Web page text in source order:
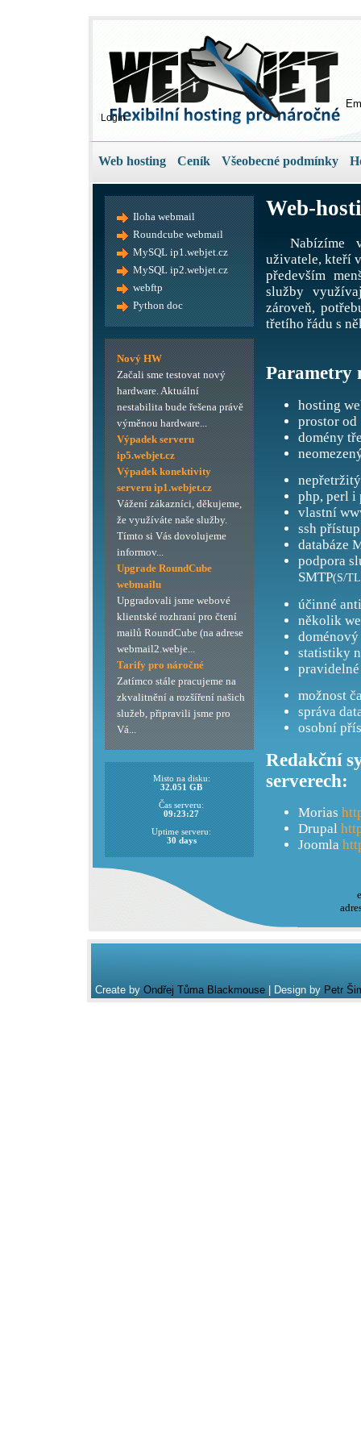
Login
Web hosting Ceník Všeobecné podmínky
Web-
Nabízíme
uživatele, kteří
především
služby
zároveň,
třetího řádu s
Parametry
hosting
prostor od
domény
php, perl i
vlastní
ssh přístup
databáze
podpora
SMTP(S/
účinné
několik
doménový
statistiky
možnost
správa
osobní
Redakční
serverech:
Morias
Drupal
Joomla
Iloha webmail
Roundcube webmail
MySQL ip1.webjet.cz
MySQL ip2.webjet.cz
webftp
Python doc
Nový HW
Začali sme testovat nový
hardware. Aktuální
nestabilita bude řešena právě
výměnou hardware...
Výpadek serveru
ip5.webjet.cz
Výpadek konektivity
serveru ip1.webjet.cz
Vážení zákazníci, děkujeme,
že využíváte naše služby.
Tímto si Vás dovolujeme
informov...
Upgrade RoundCube
webmailu
Upgradovali jsme webové
klientské rozhraní pro čtení
mailů RoundCube (na adrese
webmail2.webje...
Tarify pro náročné
Zatímco stále pracujeme na
zkvalitnění a rozšíření našich
služeb, připravili jsme pro
Vá...
Misto na disku:
32.051 GB
Čas serveru:
09:23:27
Uptime serveru:
30 days
Create by Ondřej Tůma Blackmouse| Design by Petr